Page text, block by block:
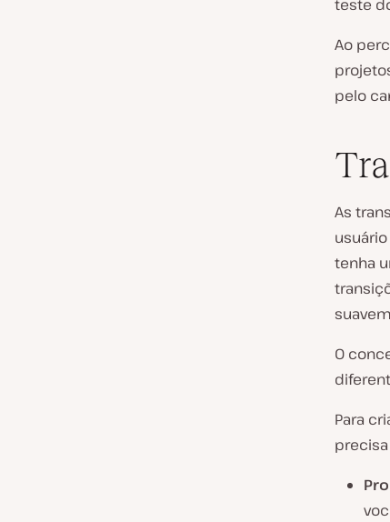
teste
Ao
pelo
As
tenha
O
Para